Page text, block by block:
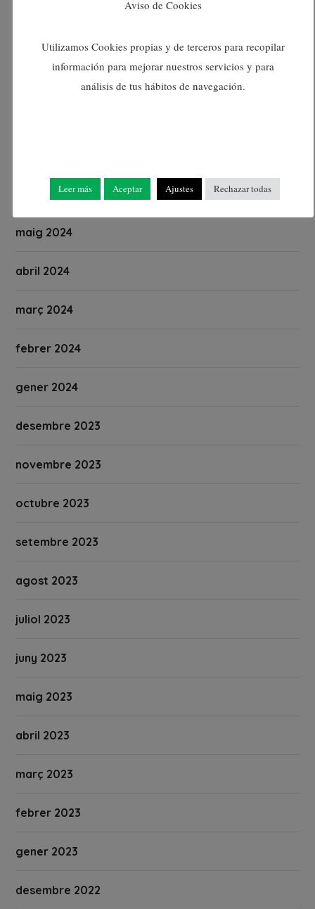
juny 2024
maig 2024
abril 2024
març 2024
febrer 2024
gener 2024
desembre 2023
novembre 2023
octubre 2023
setembre 2023
agost 2023
juliol 2023
juny 2023
maig 2023
abril 2023
març 2023
febrer 2023
gener 2023
desembre 2022
Aviso de Cookies
Utilizamos Cookies propias y de terceros para recopilar
información para mejorar nuestros servicios y para
análisis de tus hábitos de navegación.
Leer más Aceptar Ajustes Rechazar todas